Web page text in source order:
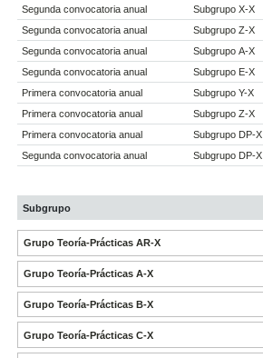
Segunda convocatoria anual
Subgrupo X-X
Segunda convocatoria anual
Subgrupo Z-X
Segunda convocatoria anual
Subgrupo A-X
Segunda convocatoria anual
Subgrupo E-X
Primera convocatoria anual
Subgrupo Y-X
Primera convocatoria anual
Subgrupo Z-X
Primera convocatoria anual
Subgrupo DP-X
Segunda convocatoria anual
Subgrupo DP-X
Subgrupo
Grupo Teoría-Prácticas AR-X
Grupo Teoría-Prácticas A-X
Grupo Teoría-Prácticas B-X
Grupo Teoría-Prácticas C-X